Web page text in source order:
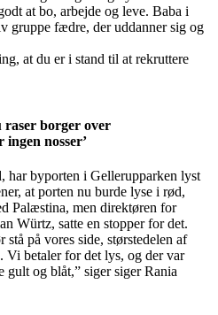
at bo, arbejde og leve. Baba i
gruppe fædre, der uddanner sig og
at du er i stand til at rekruttere
raser borger over
nosser’
har byporten i Gellerupparken lyst
at porten nu burde lyse i rød,
Palæstina, men direktøren for
Würtz, satte en stopper for det.
på vores side, størstedelen af
Vi betaler for det lys, og der var
gult og blåt,” siger siger Rania